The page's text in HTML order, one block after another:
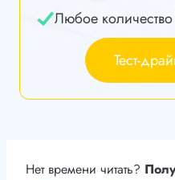
Любое
Тест-
Нет времени читать?